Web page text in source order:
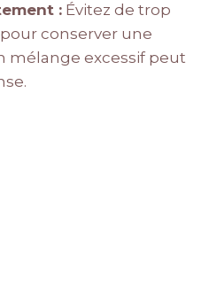
: Évitez de trop
conserver une
mélange excessif peut